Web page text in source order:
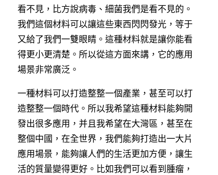
看不見，比方說病毒、細菌我們是看不見的。
我們這個材料可以讓這些東西閃閃發光，等于
又給了我們一雙眼睛。這種材料就是讓你能看
得更小更清楚。所以從這方面來講，它的應用
場景非常廣泛。
一種材料可以打造整整一個產業，甚至可以打
造整整一個時代。所以我希望這種材料能夠開
發出很多應用，并且我希望在大灣區，甚至在
整個中國，在全世界，我們能夠打造出一大片
應用場景，能夠讓人們的生活更加方便，讓生
活的質量變得更好。比如我們可以看到腫瘤，